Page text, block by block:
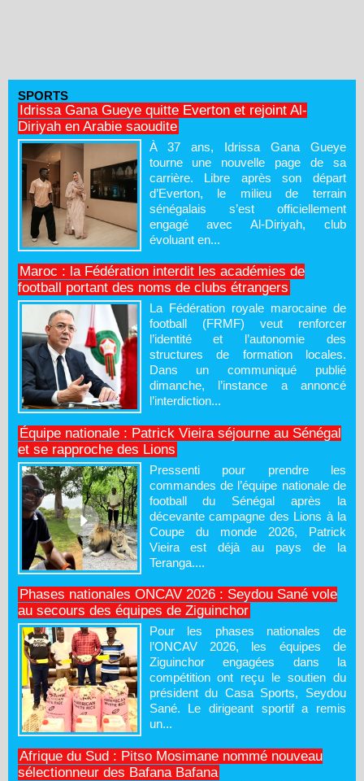
SPORTS
Idrissa Gana Gueye quitte Everton et rejoint Al-
Diriyah en Arabie saoudite
À 37 ans, Idrissa Gana Gueye
tourne une nouvelle page de sa
carrière. Libre après son départ
d’Everton, le milieu de terrain
sénégalais s’est officiellement
engagé avec Al-Diriyah, club
évoluant en...
Maroc : la Fédération interdit les académies de
football portant des noms de clubs étrangers
La Fédération royale marocaine de
football (FRMF) veut renforcer
l’identité et l’autonomie des
structures de formation locales.
Dans un communiqué publié
dimanche, l’instance a annoncé
l’interdiction...
Équipe nationale : Patrick Vieira séjourne au Sénégal
et se rapproche des Lions
Pressenti pour prendre les
commandes de l’équipe nationale de
football du Sénégal après la
décevante campagne des Lions à la
Coupe du monde 2026, Patrick
Vieira est déjà au pays de la
Teranga....
Phases nationales ONCAV 2026 : Seydou Sané vole
au secours des équipes de Ziguinchor
Pour les phases nationales de
l’ONCAV 2026, les équipes de
Ziguinchor engagées dans la
compétition ont reçu le soutien du
président du Casa Sports, Seydou
Sané. Le dirigeant sportif a remis
un...
Afrique du Sud : Pitso Mosimane nommé nouveau
sélectionneur des Bafana Bafana